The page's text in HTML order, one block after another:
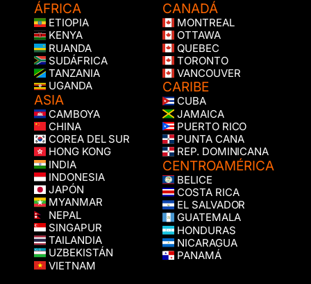
ÁFRICA
ETIOPIA
KENYA
RUANDA
SUDÁFRICA
TANZANIA
UGANDA
ASIA
CAMBOYA
CHINA
COREA DEL SUR
HONG KONG
INDIA
INDONESIA
JAPÓN
MYANMAR
NEPAL
SINGAPUR
TAILANDIA
UZBEKISTÁN
VIETNAM
CANADÁ
MONTREAL
OTTAWA
QUEBEC
TORONTO
VANCOUVER
CARIBE
CUBA
JAMAICA
PUERTO RICO
PUNTA CANA
REP. DOMINICANA
CENTROAMÉRICA
BELICE
COSTA RICA
EL SALVADOR
GUATEMALA
HONDURAS
NICARAGUA
PANAMÁ